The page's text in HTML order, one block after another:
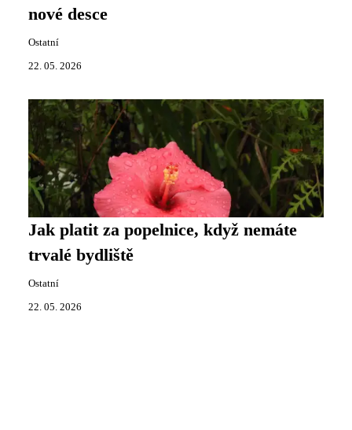
nové desce
Ostatní
22. 05. 2026
Jak platit za popelnice, když nemáte
trvalé bydliště
Ostatní
22. 05. 2026